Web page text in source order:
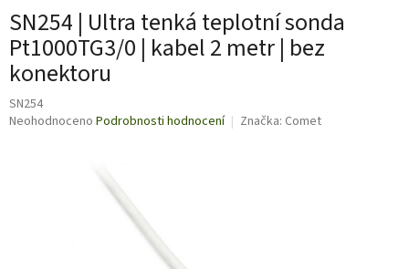
SN254 | Ultra tenká teplotní sonda
Pt1000TG3/0 | kabel 2 metr | bez
konektoru
SN254
Průměrné
Neohodnoceno Podrobnosti hodnocení Značka: Comet